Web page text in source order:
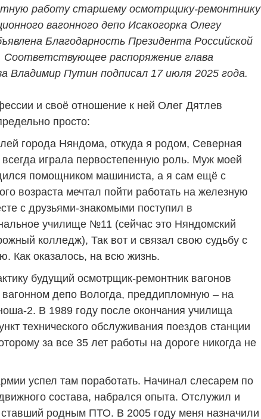
работу старшему осмотрщику-ремонтнику
вагонного депо Исакогорка Олегу
Благодарность Президента Российской
Соответствующее распоряжение глава
Владимир Путин подписал 17 июля 2025 года.
и своё отношение к ней Олег Дятлев
просто:
города Няндома, откуда я родом, Северная
всегда играла первостепенную роль. Муж моей
помощником машиниста, а я сам ещё с
возраста мечтал пойти работать на железную
с друзьями-знакомыми поступил в
училище №11 (сейчас это Няндомский
колледж), Так вот и связал свою судьбу с
Как оказалось, на всю жизнь.
будущий осмотрщик-ремонтник вагонов
вагонном депо Вологда, преддипломную – на
2. В 1989 году после окончания училища
технического обслуживания поездов станции
за все 35 лет работы на дороге никогда не
успел там поработать. Начинал слесарем по
состава, набрался опыта. Отслужил и
ставший родным ПТО. В 2005 году меня назначили